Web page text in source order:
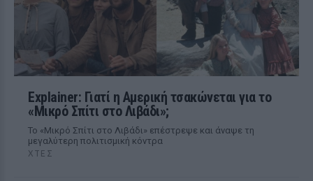
Explainer: Γιατί η Αμερική τσακώνεται για το
«Μικρό Σπίτι στο Λιβάδι»;
Το «Μικρό Σπίτι στο Λιβάδι» επέστρεψε και άναψε τη
μεγαλύτερη πολιτισμική κόντρα
ΧΤΕΣ